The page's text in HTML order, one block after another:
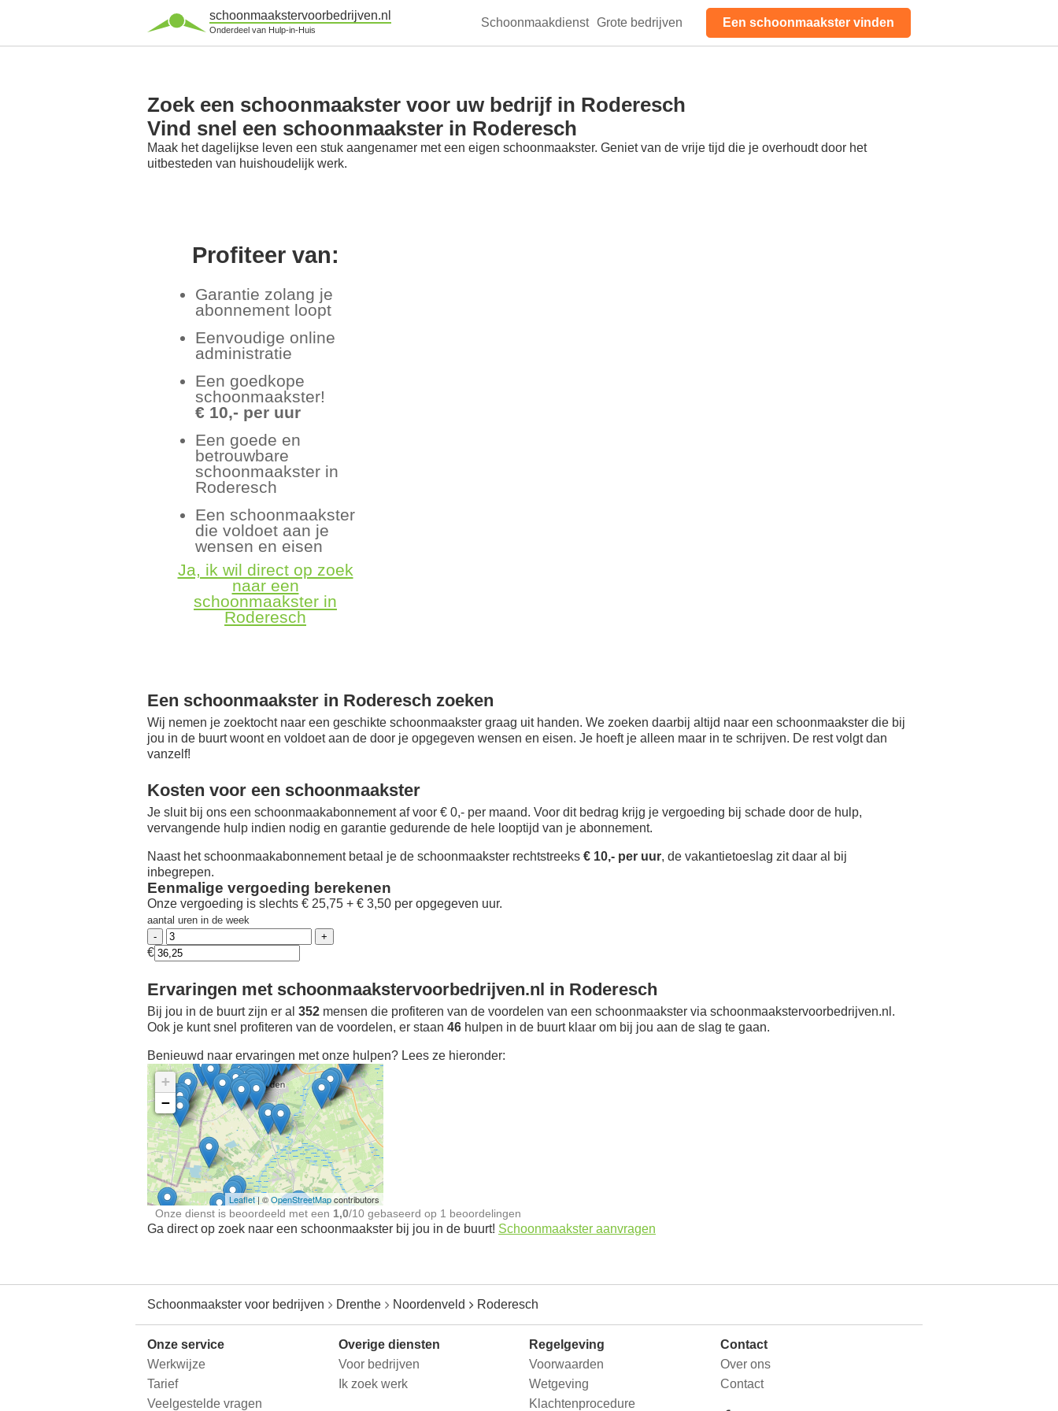
schoonmaakstervoorbedrijven.nl
Onderdeel van Hulp-in-Huis
Schoonmaakdienst Grote bedrijven Een schoonmaakster vinden
Zoek een schoonmaakster voor uw bedrijf in Roderesch
Vind snel een schoonmaakster in Roderesch
Maak het dagelijkse leven een stuk aangenamer met een eigen schoonmaakster. Geniet van de vrije tijd die je overhoudt door het
uitbesteden van huishoudelijk werk.
Profiteer van:
Garantie zolang je
abonnement loopt
Eenvoudige online
administratie
Een goedkope
schoonmaakster!
€ 10,- per uur
Een goede en
betrouwbare
schoonmaakster in
Roderesch
Een schoonmaakster
die voldoet aan je
wensen en eisen
Ja, ik wil direct op zoek
naar een
schoonmaakster in
Roderesch
Een schoonmaakster in Roderesch zoeken
Wij nemen je zoektocht naar een geschikte schoonmaakster graag uit handen. We zoeken daarbij altijd naar een schoonmaakster die bij
jou in de buurt woont en voldoet aan de door je opgegeven wensen en eisen. Je hoeft je alleen maar in te schrijven. De rest volgt dan
vanzelf!
Kosten voor een schoonmaakster
Je sluit bij ons een schoonmaakabonnement af voor € 0,- per maand. Voor dit bedrag krijg je vergoeding bij schade door de hulp,
vervangende hulp indien nodig en garantie gedurende de hele looptijd van je abonnement.
Naast het schoonmaakabonnement betaal je de schoonmaakster rechtstreeks € 10,- per uur, de vakantietoeslag zit daar al bij
inbegrepen.
Eenmalige vergoeding berekenen
Onze vergoeding is slechts € 25,75 + € 3,50 per opgegeven uur.
aantal uren in de week
€
Ervaringen met schoonmaakstervoorbedrijven.nl in Roderesch
Bij jou in de buurt zijn er al 352 mensen die profiteren van de voordelen van een schoonmaakster via schoonmaakstervoorbedrijven.nl.
Ook je kunt snel profiteren van de voordelen, er staan 46 hulpen in de buurt klaar om bij jou aan de slag te gaan.
Benieuwd naar ervaringen met onze hulpen? Lees ze hieronder:
Ontdek meer ervaringen
Schoonmaakster bij
jou in de buurt
+
−
Leaflet| ©OpenStreetMapcontributors
Onze dienst is beoordeeld met een 1,0/10 gebaseerd op 1 beoordelingen
Ga direct op zoek naar een schoonmaakster bij jou in de buurt! Schoonmaakster aanvragen
Schoonmaakster voor bedrijven Drenthe Noordenveld Roderesch
Onze service
Werkwijze
Tarief
Veelgestelde vragen
Overige diensten
Voor bedrijven
Ik zoek werk
Regelgeving
Voorwaarden
Wetgeving
Klachtenprocedure
Contact
Over ons
Contact